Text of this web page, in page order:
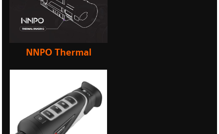
NNPO Thermal